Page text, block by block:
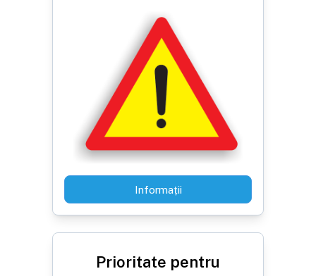
Informații
Prioritate pentru